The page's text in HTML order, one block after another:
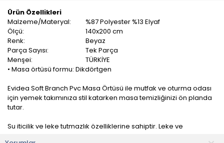
Ürün Özellikleri
Malzeme/Materyal:
%87 Polyester %13 Elyaf
Ölçü:
140x200 cm
Renk:
Beyaz
Parça Sayısı:
Tek Parça
Menşei:
TÜRKİYE
• Masa örtüsü formu: Dikdörtgen
Evidea Soft Branch Pvc Masa Örtüsü ile mutfak ve oturma odası
için yemek takımınıza stil katarken masa temizliğinizi ön planda
tutar.
Su iticilik ve leke tutmazlık özelliklerine sahiptir. Leke ve